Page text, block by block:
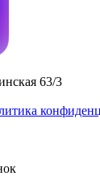
63/3